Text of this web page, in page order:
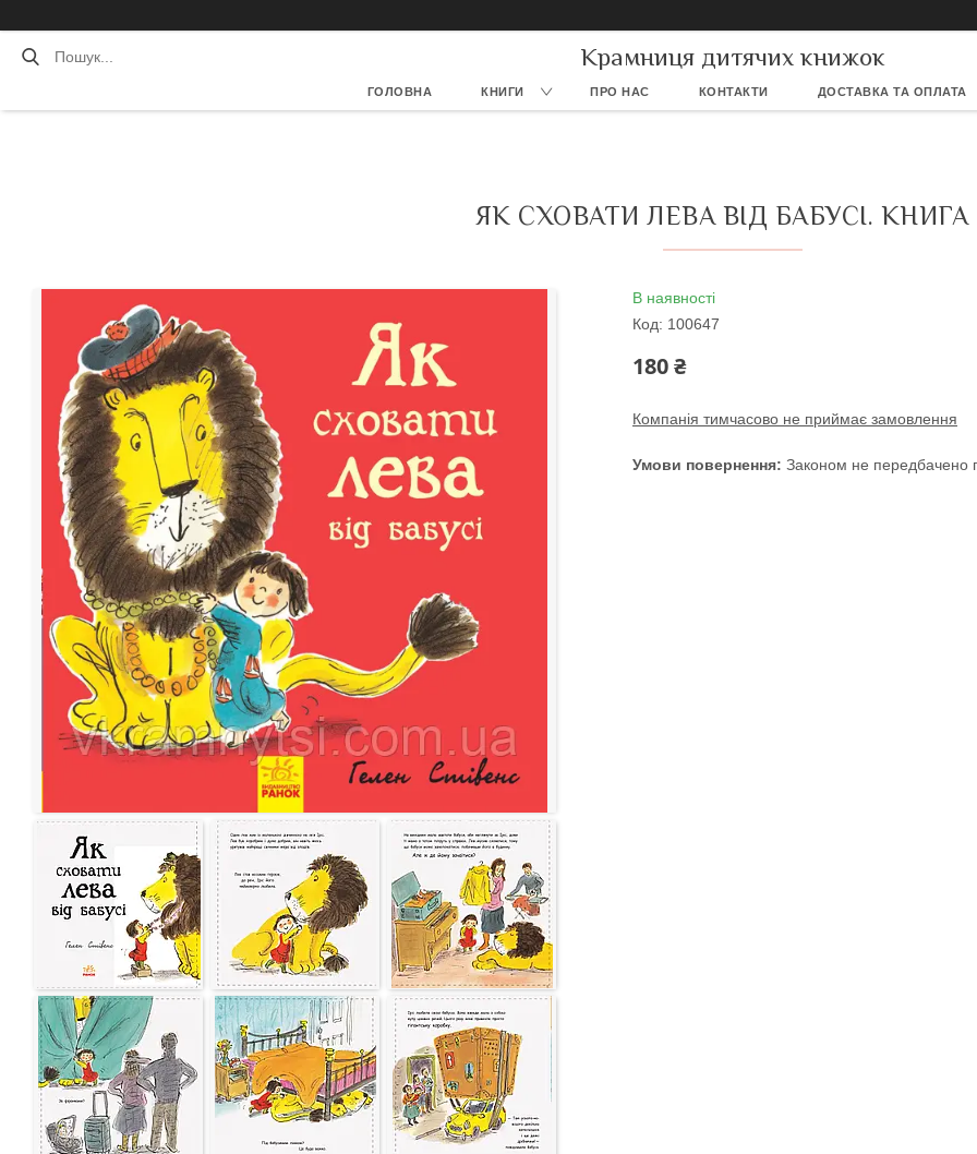
Крамниця дитячих книжок
ГОЛОВНА КНИГИ ПРО НАС КОНТАКТИ ДОСТАВКА ТА ОПЛАТА
ЯК СХОВАТИ ЛЕВА ВІД БАБУСІ. КНИГА
В наявності
Код: 100647
180 ₴
Компанія тимчасово не приймає замовлення
Законом не передбачено